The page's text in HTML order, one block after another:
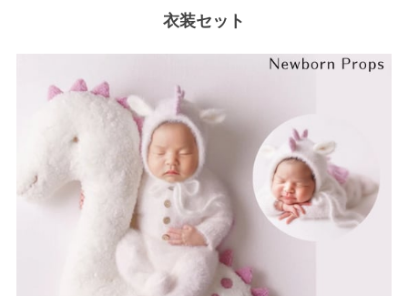
衣装セット